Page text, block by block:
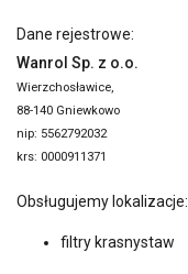
Dane rejestrowe:
Wanrol Sp. z o.o.
Wierzchosławice,
88-140 Gniewkowo
nip: 5562792032
krs: 0000911371
Obsługujemy lokalizacje:
filtry krasnystaw